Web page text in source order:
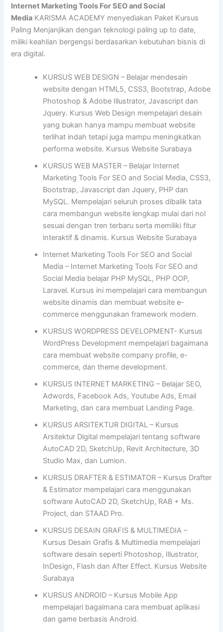
Internet Marketing Tools For SEO and Social
Media KARISMA ACADEMY menyediakan Paket Kursus
Paling Menjanjikan dengan teknologi paling up to date,
miliki keahlian bergengsi berdasarkan kebutuhan bisnis di
era digital.
KURSUS WEB DESIGN – Belajar mendesain
website dengan HTML5, CSS3, Bootstrap, Adobe
Photoshop & Adobe Illustrator, Javascript dan
Jquery. Kursus Web Design mempelajari desain
yang bukan hanya mampu membuat website
terlihat indah tetapi juga mampu meningkatkan
performa website. Kursus Website Surabaya
KURSUS WEB MASTER – Belajar Internet
Marketing Tools For SEO and Social Media, CSS3,
Bootstrap, Javascript dan Jquery, PHP dan
MySQL. Mempelajari seluruh proses dibalik tata
cara membangun website lengkap mulai dari nol
sesuai dengan tren terbaru serta memiliki fitur
interaktif & dinamis. Kursus Website Surabaya
Internet Marketing Tools For SEO and Social
Media – Internet Marketing Tools For SEO and
Social Media belajar PHP MySQL, PHP OOP,
Laravel. Kursus ini mempelajari cara membangun
website dinamis dan membuat website e-
commerce menggunakan framework modern.
KURSUS WORDPRESS DEVELOPMENT- Kursus
WordPress Development mempelajari bagaimana
cara membuat website company profile, e-
commerce, dan theme development.
KURSUS INTERNET MARKETING – Belajar SEO,
Adwords, Facebook Ads, Youtube Ads, Email
Marketing, dan cara membuat Landing Page.
KURSUS ARSITEKTUR DIGITAL – Kursus
Arsitektur Digital mempelajari tentang software
AutoCAD 2D, SketchUp, Revit Architecture, 3D
Studio Max, dan Lumion.
KURSUS DRAFTER & ESTIMATOR – Kursus Drafter
& Estimator mempelajari cara menggunakan
software AutoCAD 2D, SketchUp, RAB + Ms.
Project, dan STAAD Pro.
KURSUS DESAIN GRAFIS & MULTIMEDIA –
Kursus Desain Grafis & Multimedia mempelajari
software desain seperti Photoshop, Illustrator,
InDesign, Flash dan After Effect. Kursus Website
Surabaya
KURSUS ANDROID – Kursus Mobile App
mempelajari bagaimana cara membuat aplikasi
dan game berbasis Android.